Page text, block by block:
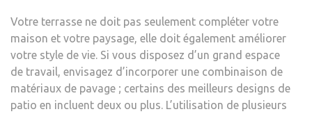
Votre terrasse ne doit pas seulement compléter votre
maison et votre paysage, elle doit également améliorer
votre style de vie. Si vous disposez d’un grand espace
de travail, envisagez d’incorporer une combinaison de
matériaux de pavage ; certains des meilleurs designs de
patio en incluent deux ou plus. L’utilisation de plusieurs